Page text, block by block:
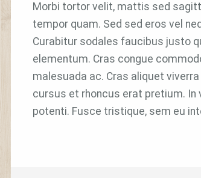
Morbi tortor velit, mattis sed
tempor quam. Sed sed eros vel
Curabitur sodales faucibus justo
elementum. Cras congue
malesuada ac. Cras aliquet
cursus et rhoncus erat pretium.
potenti. Fusce tristique, sem eu